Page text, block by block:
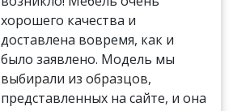
хорошего качества и
доставлена вовремя, как и
было заявлено. Модель мы
выбирали из образцов,
представленных на сайте, и она